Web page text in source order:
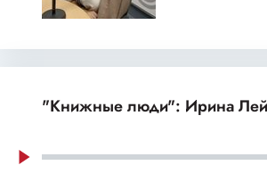
"Книжные люди": Ирина